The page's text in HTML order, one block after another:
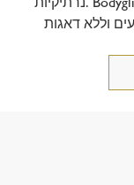
נרתיקיות. Bodygliss הופך את הנרתיק לגמיש, רך כמו משי